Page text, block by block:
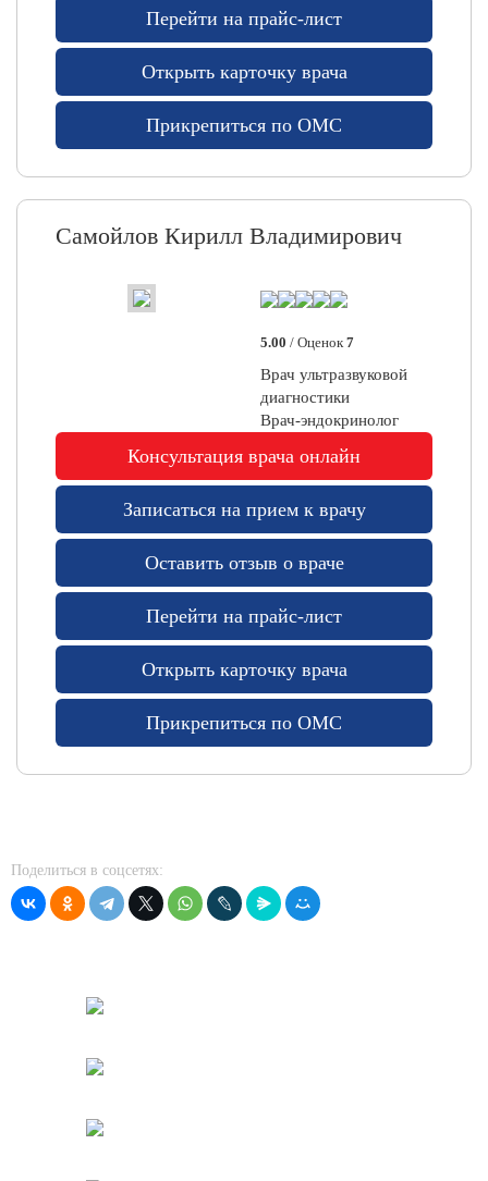
Перейти на прайс-лист
Открыть карточку врача
Прикрепиться по ОМС
Самойлов Кирилл Владимирович
5.00 / Оценок7
Врач ультразвуковой
диагностики
Врач-эндокринолог
Консультация врача онлайн
Записаться на прием к врачу
Оставить отзыв о враче
Перейти на прайс-лист
Открыть карточку врача
Прикрепиться по ОМС
Поделиться в соцсетях: